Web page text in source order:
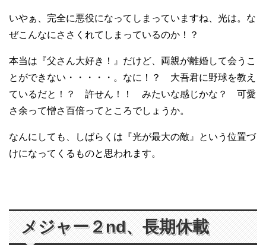
いやぁ、完全に悪役になってしまっていますね、光は。な
ぜこんなにささくれてしまっているのか！？
本当は『父さん大好き！』だけど、両親が離婚して会うこ
とができない・・・・・。なに！？ 大吾君に野球を教え
ているだと！？ 許せん！！ みたいな感じかな？ 可愛
さ余って憎さ百倍ってところでしょうか。
なんにしても、しばらくは『光が最大の敵』という位置づ
けになってくるものと思われます。
メジャー２nd、長期休載